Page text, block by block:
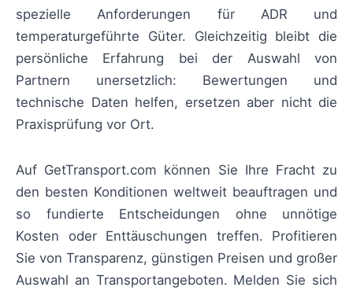
spezielle Anforderungen für ADR und
temperaturgeführte Güter. Gleichzeitig bleibt die
persönliche Erfahrung bei der Auswahl von
Partnern unersetzlich: Bewertungen und
technische Daten helfen, ersetzen aber nicht die
Praxisprüfung vor Ort.
Auf GetTransport.com können Sie Ihre Fracht zu
den besten Konditionen weltweit beauftragen und
so fundierte Entscheidungen ohne unnötige
Kosten oder Enttäuschungen treffen. Profitieren
Sie von Transparenz, günstigen Preisen und großer
Auswahl an Transportangeboten. Melden Sie sich